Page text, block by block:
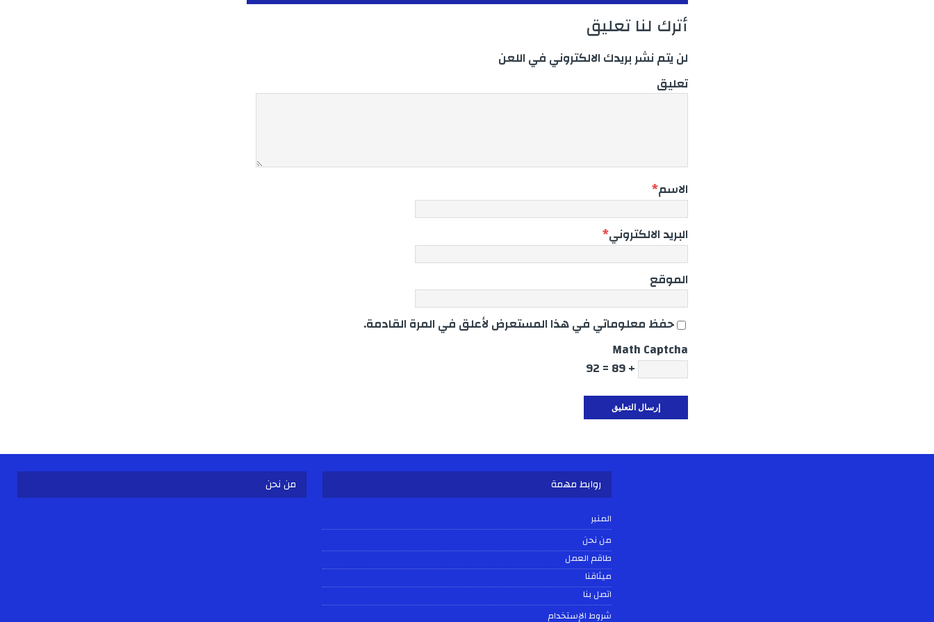
أترك لنا تعليق
لن يتم نشر بريدك الالكتروني في اللعن
تعليق
الاسم*
البريد الالكتروني*
الموقع
حفظ معلوماتي في هذا المستعرض لأعلق في المرة القادمة.
Math Captcha
+ 89 = 92
من نحن روابط مهمة
المنبر
من نحن
طاقم العمل
ميثاقنا
اتصل بنا
شروط الإستخدام